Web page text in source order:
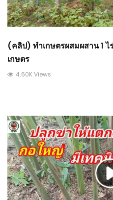
(คลิป) ทำเกษตรผสมผสาน 1 ไ
เกษตร
4.60K Views